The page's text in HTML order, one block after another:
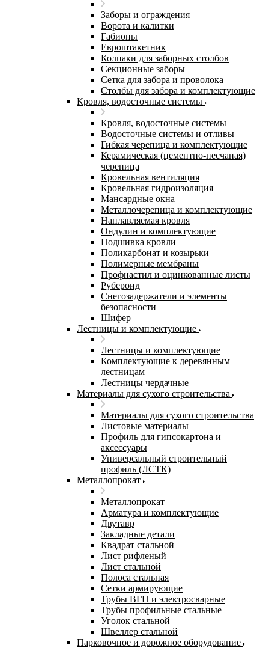
Заборы и ограждения
Ворота и калитки
Габионы
Евроштакетник
Колпаки для заборных столбов
Секционные заборы
Сетка для забора и проволока
Столбы для забора и комплектующие
Кровля, водосточные системы
Кровля, водосточные системы
Водосточные системы и отливы
Гибкая черепица и комплектующие
Керамическая (цементно-песчаная)
черепица
Кровельная вентиляция
Кровельная гидроизоляция
Мансардные окна
Металлочерепица и комплектующие
Наплавляемая кровля
Ондулин и комплектующие
Подшивка кровли
Поликарбонат и козырьки
Полимерные мембраны
Профнастил и оцинкованные листы
Рубероид
Снегозадержатели и элементы
безопасности
Шифер
Лестницы и комплектующие
Лестницы и комплектующие
Комплектующие к деревянным
лестницам
Лестницы чердачные
Материалы для сухого строительства
Материалы для сухого строительства
Листовые материалы
Профиль для гипсокартона и
аксессуары
Универсальный строительный
профиль (ЛСТК)
Металлопрокат
Металлопрокат
Арматура и комплектующие
Двутавр
Закладные детали
Квадрат стальной
Лист рифленый
Лист стальной
Полоса стальная
Сетки армирующие
Трубы ВГП и электросварные
Трубы профильные стальные
Уголок стальной
Швеллер стальной
Парковочное и дорожное оборудование